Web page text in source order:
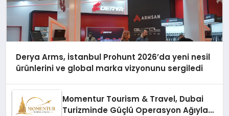
Derya Arms, İstanbul Prohunt 2026’da yeni nesil
ürünlerini ve global marka vizyonunu sergiledi
Momentur Tourism & Travel, Dubai
Turizminde Güçlü Operasyon Ağıyla